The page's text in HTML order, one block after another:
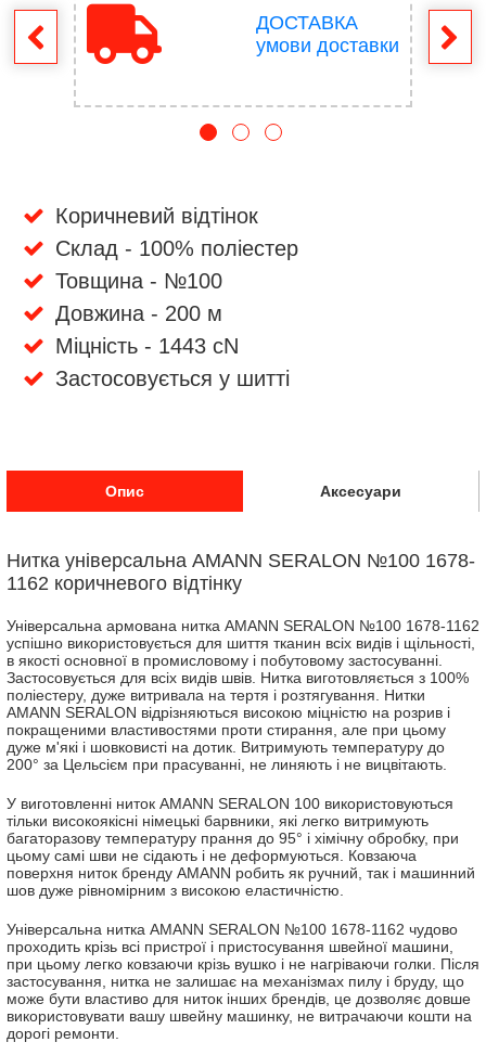
ДОСТАВКА
умови доставки
Коричневий відтінок
Склад - 100% поліестер
Товщина - №100
Довжина - 200 м
Міцність - 1443 cN
Застосовується у шитті
Опис Аксесуари
Нитка універсальна AMANN SERALON №100 1678-
1162 коричневого відтінку
Універсальна армована нитка AMANN SERALON №100 1678-1162
успішно використовується для шиття тканин всіх видів і щільності,
в якості основної в промисловому і побутовому застосуванні.
Застосовується для всіх видів швів. Нитка виготовляється з 100%
поліестеру, дуже витривала на тертя і розтягування. Нитки
AMANN SERALON відрізняються високою міцністю на розрив і
покращеними властивостями проти стирання, але при цьому
дуже м'які і шовковисті на дотик. Витримують температуру до
200° за Цельсієм при прасуванні, не линяють і не вицвітають.
У виготовленні ниток AMANN SERALON 100 використовуються
тільки високоякісні німецькі барвники, які легко витримують
багаторазову температуру прання до 95° і хімічну обробку, при
цьому самі шви не сідають і не деформуються. Ковзаюча
поверхня ниток бренду AMANN робить як ручний, так і машинний
шов дуже рівномірним з високою еластичністю.
Універсальна нитка AMANN SERALON №100 1678-1162 чудово
проходить крізь всі пристрої і пристосування швейної машини,
при цьому легко ковзаючи крізь вушко і не нагріваючи голки. Після
застосування, нитка не залишає на механізмах пилу і бруду, що
може бути властиво для ниток інших брендів, це дозволяє довше
використовувати вашу швейну машинку, не витрачаючи кошти на
дорогі ремонти.